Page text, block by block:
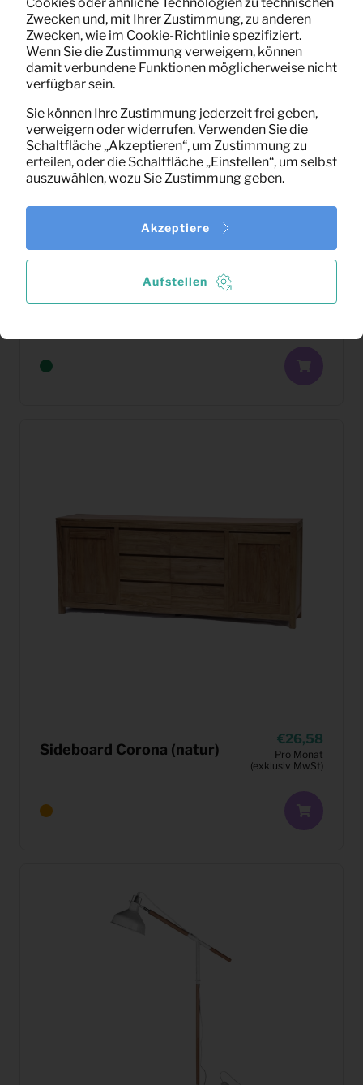
Kaffeetisch Corona (natur)
Sideboard Corona (natur)
26,58
Pro Monat
(exklusiv MwSt)
Zwecken und, mit Ihrer Zustimmung, zu anderen
Zwecken, wie im Cookie-Richtlinie spezifiziert.
Wenn Sie die Zustimmung verweigern, können
damit verbundene Funktionen möglicherweise nicht
verfügbar sein.
Sie können Ihre Zustimmung jederzeit frei geben,
verweigern oder widerrufen. Verwenden Sie die
Schaltfläche „Akzeptieren“, um Zustimmung zu
erteilen, oder die Schaltfläche „Einstellen“, um selbst
auszuwählen, wozu Sie Zustimmung geben.
Aufstellen
Akzeptiere